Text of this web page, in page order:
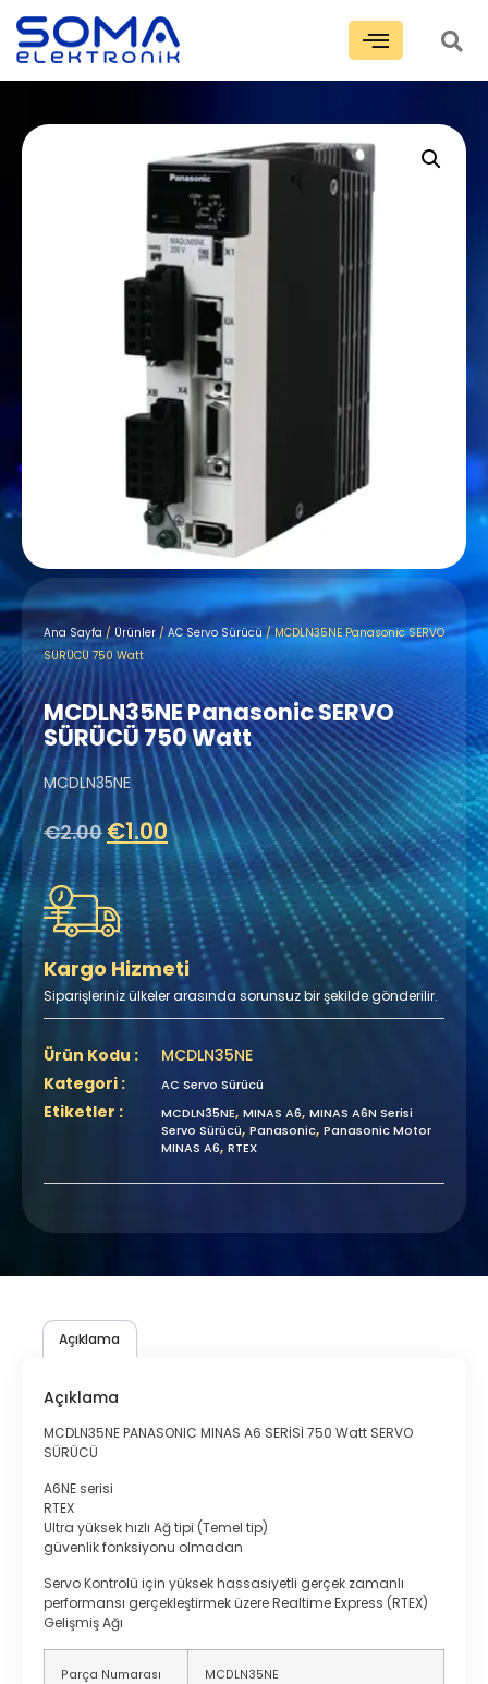
Ana Sayfa / Ürünler/ AC Servo Sürücü/ MCDLN35NE Panasonic SERVO
SÜRÜCÜ 750 Watt
MCDLN35NE Panasonic SERVO
SÜRÜCÜ 750 Watt
MCDLN35NE
€2.00 €1.00
Kargo Hizmeti
Siparişleriniz ülkeler arasında sorunsuz bir şekilde gönderilir.
Ürün Kodu :
MCDLN35NE
Kategori :
AC Servo Sürücü
Etiketler : MCDLN35NE, MINAS A6, MINAS A6N Serisi
Servo Sürücü, Panasonic, Panasonic Motor
MINAS A6, RTEX
Açıklama
Açıklama
MCDLN35NE PANASONIC MINAS A6 SERİSİ 750 Watt SERVO
SÜRÜCÜ
A6NE serisi
RTEX
Ultra yüksek hızlı Ağ tipi (Temel tip)
güvenlik fonksiyonu olmadan
Servo Kontrolü için yüksek hassasiyetli gerçek zamanlı
performansı gerçekleştirmek üzereRealtime Express (RTEX)
Gelişmiş Ağı
Parça Numarası MCDLN35NE